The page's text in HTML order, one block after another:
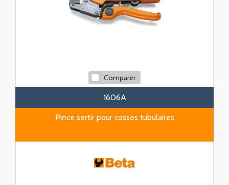
Comparer
1606A
Pince sertir pour cosses tubulaires